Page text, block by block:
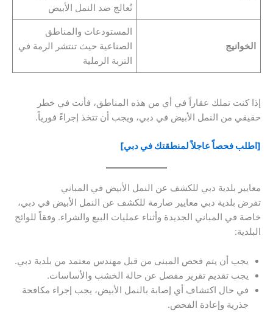
تُعالج ضد النمل الأبيض
الخوانيج
المستودعات والمناطق
الصناعية حيث تنتشر الرمة في
التربة الرملية
إذا كنت تملك عقاراً في أي من هذه المناطق، فأنت في خطر
حقيقي من النمل الأبيض في دبي، ويجب أن تتخذ إجراءً فورياً.
[اطلب فحصاً عاجلاً لمنطقتك في دبي]
معايير بلدية دبي للكشف عن النمل الأبيض في المباني
تفرض بلدية دبي معايير صارمة للكشف عن النمل الأبيض في دبي،
خاصة في المباني الجديدة وأثناء عمليات البيع والشراء. وفقاً للوائح
البلدية:
يجب أن يتم فحص المبنى من قبل مهندس معتمد من بلدية دبي.
يجب تقديم تقرير مفصل عن حالة الخشب والأساسات.
في حال اكتشاف أي إصابة بالنمل الأبيض، يجب إجراء مكافحة
جذرية وإعادة الفحص.